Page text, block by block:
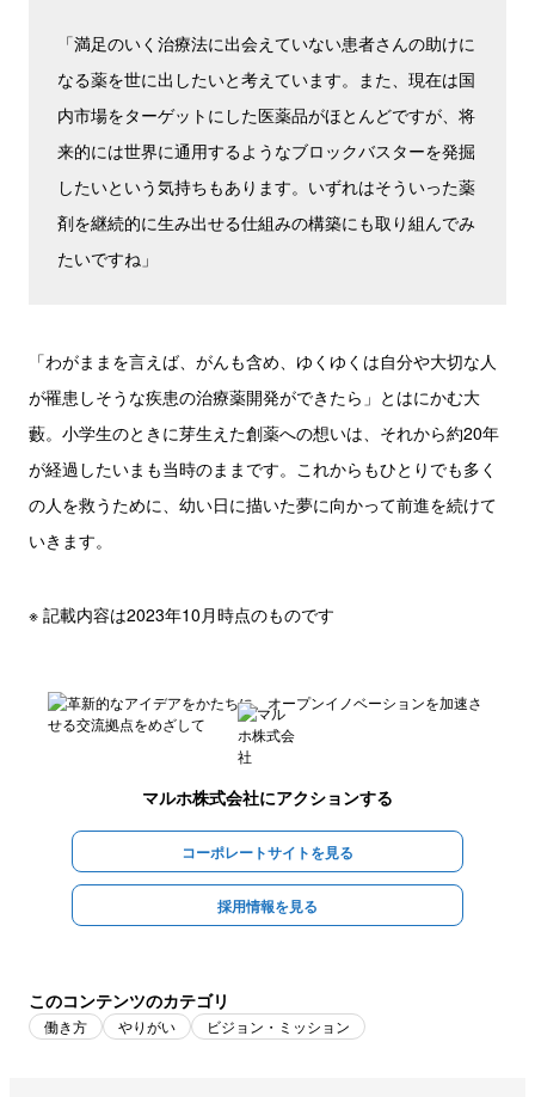
「満足のいく治療法に出会えていない患者さんの助けに
なる薬を世に出したいと考えています。また、現在は国
内市場をターゲットにした医薬品がほとんどですが、将
来的には世界に通用するようなブロックバスターを発掘
したいという気持ちもあります。いずれはそういった薬
剤を継続的に生み出せる仕組みの構築にも取り組んでみ
たいですね」
「わがままを言えば、がんも含め、ゆくゆくは自分や大切な人
が罹患しそうな疾患の治療薬開発ができたら」とはにかむ大
藪。小学生のときに芽生えた創薬への想いは、それから約20年
が経過したいまも当時のままです。これからもひとりでも多く
の人を救うために、幼い日に描いた夢に向かって前進を続けて
いきます。
※ 記載内容は2023年10月時点のものです
マルホ株式会社にアクションする
コーポレートサイトを見る
採用情報を見る
このコンテンツのカテゴリ
働き方 やりがい ビジョン・ミッション